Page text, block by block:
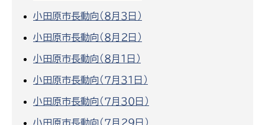
小田原市長動向（８月３日）
小田原市長動向（８月２日）
小田原市長動向（８月１日）
小田原市長動向（７月３１日）
小田原市長動向（７月３０日）
小田原市長動向（７月２９日）